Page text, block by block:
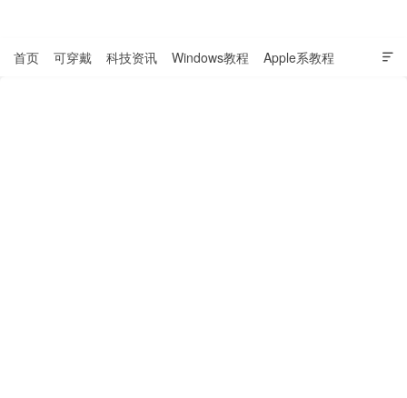

首页 可穿戴 科技资讯 Windows教程 Apple系教程